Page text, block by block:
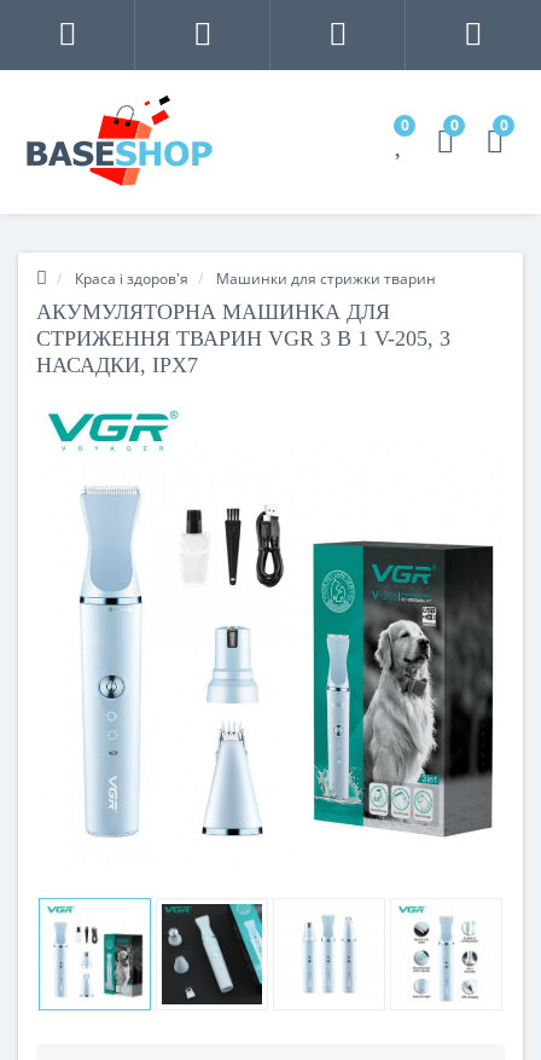
0 0 0
Краса і здоров'я Машинки для стрижки тварин
АКУМУЛЯТОРНА МАШИНКА ДЛЯ
СТРИЖЕННЯ ТВАРИН VGR 3 В 1 V-205, 3
НАСАДКИ, IPX7